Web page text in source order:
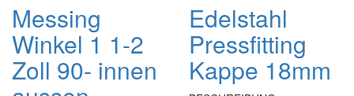
Messing
Winkel 1 1-2
Zoll 90- innen
Edelstahl
Pressfitting
Kappe 18mm